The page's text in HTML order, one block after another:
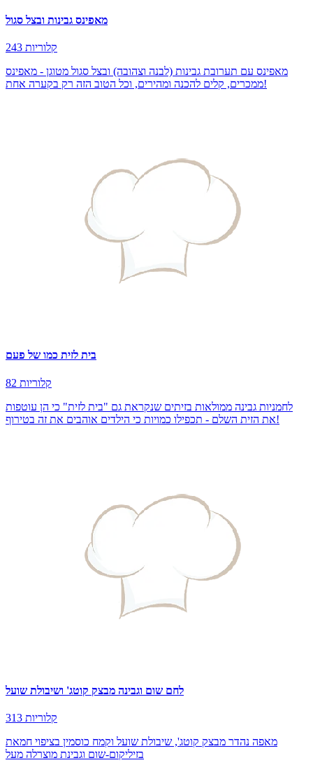
מאפינס גבינות ובצל סגול
243 קלוריות
מאפינס עם תערובת גבינות (לבנה וצהובה) ובצל סגול מטוגן - מאפינס
ממכרים, קלים להכנה ומהירים, וכל הטוב הזה רק בקערה אחת!
בית לזית כמו של פעם
82 קלוריות
לחמניות גבינה ממולאות בזיתים שנקראת גם "בית לזית" כי הן עוטפות
את הזית השלם - תכפילו כמויות כי הילדים אוהבים את זה בטירוף!
לחם שום וגבינה מבצק קוטג' ושיבולת שועל
313 קלוריות
מאפה נהדר מבצק קוטג', שיבולת שועל וקמח כוסמין בציפוי חמאת
בזיליקום-שום וגבינת מוצרלה מעל